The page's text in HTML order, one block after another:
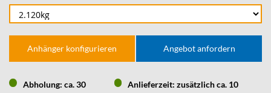
Anhänger konfigurieren Angebot anfordern
Abholung: ca. 30
Anlieferzeit: zusätzlich ca. 10